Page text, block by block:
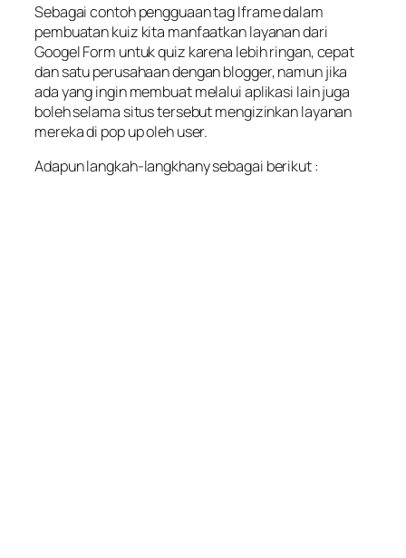
Sebagai contoh pengguaan tag Iframe dalam
pembuatan kuiz kita manfaatkan layanan dari
Googel Form untuk quiz karena lebih ringan, cepat
dan satu perusahaan dengan blogger, namun jika
ada yang ingin membuat melalui aplikasi lain juga
boleh selama situs tersebut mengizinkan layanan
mereka di pop up oleh user.
Adapun langkah-langkhany sebagai berikut :